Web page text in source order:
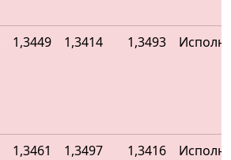
1,3449 1,3414 1,3493
1,3461 1,3497 1,3416